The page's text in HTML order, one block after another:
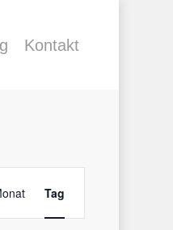
Kontakt
Ansichten-
Tag